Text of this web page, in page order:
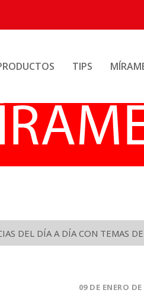
TIPS
DEL DÍA A DÍA CON TEMAS
09 DE ENERO